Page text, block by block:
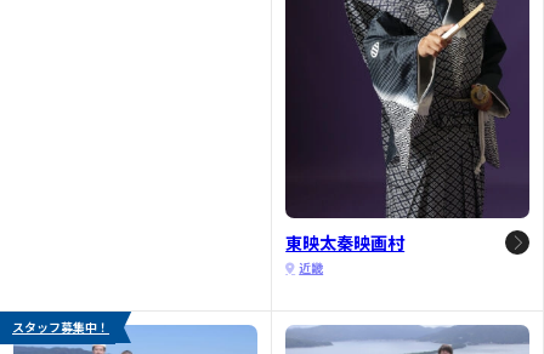
東映太秦映画村
近畿
スタッフ募集中！